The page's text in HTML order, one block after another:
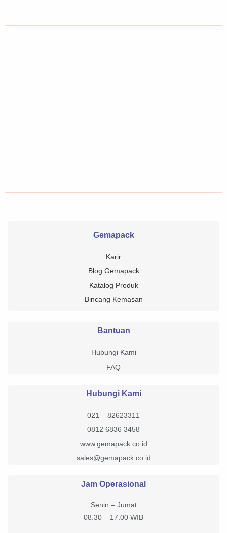
Gemapack
Karir
Blog Gemapack
Katalog Produk
Bincang Kemasan
Bantuan
Hubungi Kami
FAQ
Hubungi Kami
021 – 82623311
0812 6836 3458
www.gemapack.co.id
sales@gemapack.co.id
Jam Operasional
Senin – Jumat
08.30 – 17.00 WIB